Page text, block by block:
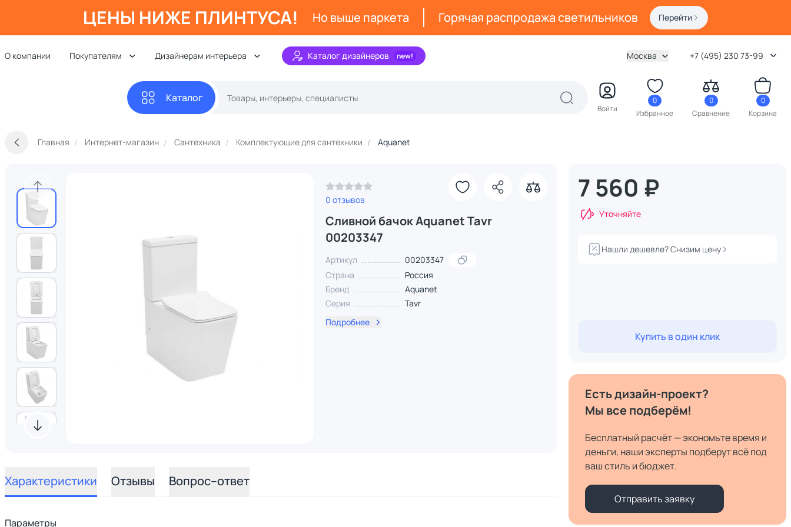
ЦЕНЫ НИЖЕ ПЛИНТУСА! Но выше паркета Горячая распродажа светильников Перейти
О компании Покупателям Дизайнерам интерьера Каталог дизайнеров Москва +7 (495) 230 73-99
Каталог
Войти
0
Избранное
0
Сравнение
0
Корзина
Главная Интернет-магазин Сантехника Комплектующие для сантехники Aquanet
0 отзывов
Сливной бачок Aquanet Tavr
00203347
Артикул
00203347
Страна
Россия
Бренд
Aquanet
Серия
Tavr
Подробнее
Характеристики Отзывы Вопрос–ответ
Параметры
7 560 ₽
Уточняйте
Нашли дешевле? Снизим цену
Купить в один клик
Есть дизайн-проект?
Мы все подберём!
Бесплатный расчёт — экономьте время и
деньги, наши эксперты подберут всё под
ваш стиль и бюджет.
Отправить заявку